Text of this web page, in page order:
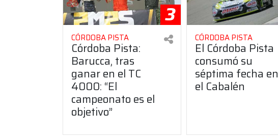
3
CÓRDOBA PISTA
Córdoba Pista:
Barucca, tras
ganar en el TC
4000: “El
campeonato es el
objetivo”
CÓRDOBA PISTA
El Córdoba Pista
consumó su
séptima fecha en
el Cabalén